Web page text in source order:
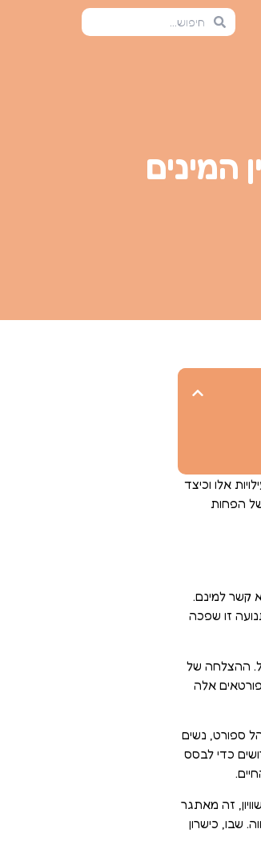
המינים
אלו וכיצד
של הפחות
קשר למינם.
זו שפכה
ההצלחה של
אלה
ספורט, נשים
כדי לבסס
זה מאתגר
שבו, כישרון